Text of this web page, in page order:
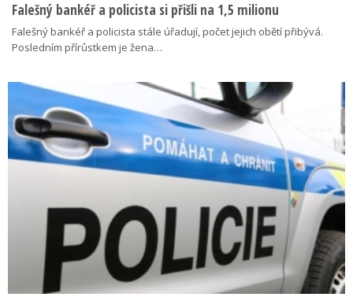
Falešný bankéř a policista si přišli na 1,5 milionu
Falešný bankéř a policista stále úřadují, počet jejich obětí přibývá.
Posledním přírůstkem je žena…